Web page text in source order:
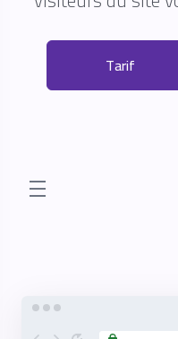
Tarif
store.toggleNav